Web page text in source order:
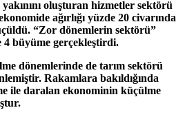
oluşturan hizmetler sektörü
ağırlığı yüzde 20 civarında
“Zor dönemlerin sektörü”
4 büyüme gerçekleştirdi.
dönemlerinde de tarım sektörü
Rakamlara bakıldığında
ile daralan ekonominin küçülme